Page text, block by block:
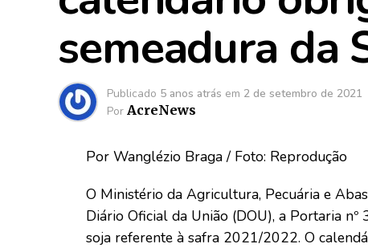
semeadura da
Publicado 5 anos atrás em 2 de setembro de 2021
Por AcreNews
Por Wanglézio Braga / Foto: Reprodução
O Ministério da Agricultura, Pecuária e
Diário Oficial da União (DOU), a Portaria
soja referente à safra 2021/2022. O